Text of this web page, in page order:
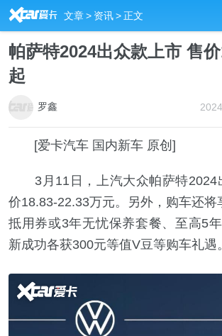
R 文章> 资讯>正文
帕萨特2024出众款上市 售
起
罗鑫
[爱卡汽车 国内新车 原创]
3月11日，上汽大众帕萨特2024
价18.83-22.33万元。另外，购车还将
抵用券或3年无忧保养套餐、至高5
新成功各获300元等值V豆等购车礼遇。